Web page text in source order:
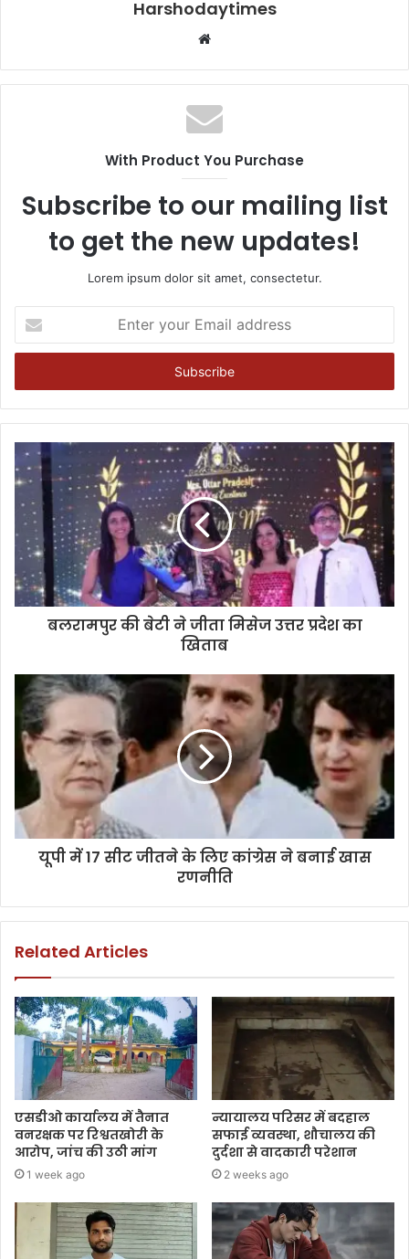
Harshodaytimes
Website
With Product You Purchase
Subscribe to our mailing list
to get the new updates!
Lorem ipsum dolor sit amet, consectetur.
your
Email
बलरामपुर की बेटी ने जीता मिसेज उत्तर प्रदेश का
खिताब
यूपी में 17 सीट जीतने के लिए कांग्रेस ने बनाई खास
रणनीति
Related Articles
एसडीओ कार्यालय में तैनात
वनरक्षक पर रिश्वतखोरी के
आरोप, जांच की उठी मांग
1 week ago
न्यायालय परिसर में बदहाल
सफाई व्यवस्था, शौचालय की
दुर्दशा से वादकारी परेशान
2 weeks ago